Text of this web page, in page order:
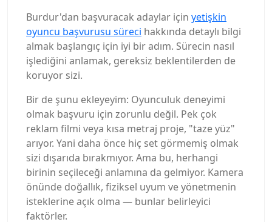
Burdur'dan başvuracak adaylar için yetişkin
oyuncu başvurusu süreci hakkında detaylı bilgi
almak başlangıç için iyi bir adım. Sürecin nasıl
işlediğini anlamak, gereksiz beklentilerden de
koruyor sizi.
Bir de şunu ekleyeyim: Oyunculuk deneyimi
olmak başvuru için zorunlu değil. Pek çok
reklam filmi veya kısa metraj proje, "taze yüz"
arıyor. Yani daha önce hiç set görmemiş olmak
sizi dışarıda bırakmıyor. Ama bu, herhangi
birinin seçileceği anlamına da gelmiyor. Kamera
önünde doğallık, fiziksel uyum ve yönetmenin
isteklerine açık olma — bunlar belirleyici
faktörler.